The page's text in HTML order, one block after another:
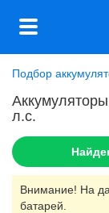
Подбор
л.c.
Внимание! На
батарей.